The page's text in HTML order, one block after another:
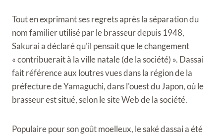
Tout en exprimant ses regrets après la séparation du
nom familier utilisé par le brasseur depuis 1948,
Sakurai a déclaré qu'il pensait que le changement
« contribuerait à la ville natale (de la société) ». Dassai
fait référence aux loutres vues dans la région de la
préfecture de Yamaguchi, dans l'ouest du Japon, où le
brasseur est situé, selon le site Web de la société.
Populaire pour son goût moelleux, le saké dassai a été